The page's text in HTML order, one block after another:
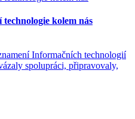
kolem nás
Informačních technologií
spolupráci, připravovaly,